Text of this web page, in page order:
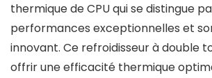
thermique de CPU qui se distingue
performances exceptionnelles et
innovant. Ce refroidisseur à double
offrir une efficacité thermique